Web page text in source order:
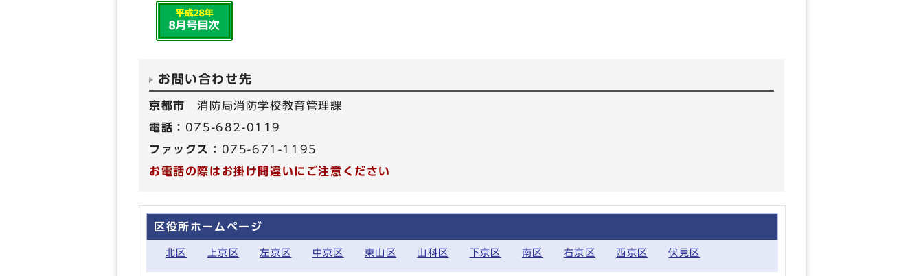
お問い合わせ先
京都市消防局消防学校教育管理課
電話： 075-682-0119
ファックス： 075-671-1195
お電話の際はお掛け間違いにご注意ください
区役所ホームページ
北区 上京区 左京区 中京区 東山区 山科区 下京区 南区 右京区 西京区 伏見区